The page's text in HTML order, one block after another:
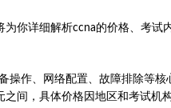
你详细解析ccna的价格、考试
操作、网络配置、故障排除等核
间，具体价格因地区和考试机